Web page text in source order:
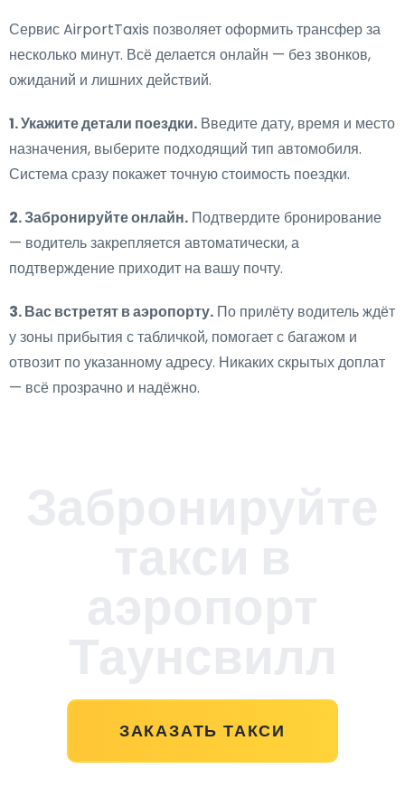
Сервис AirportTaxis позволяет оформить трансфер за
несколько минут. Всё делается онлайн — без звонков,
ожиданий и лишних действий.
1. Укажите детали поездки. Введите дату, время и место
назначения, выберите подходящий тип автомобиля.
Система сразу покажет точную стоимость поездки.
2. Забронируйте онлайн. Подтвердите бронирование
— водитель закрепляется автоматически, а
подтверждение приходит на вашу почту.
3. Вас встретят в аэропорту. По прилёту водитель ждёт
у зоны прибытия с табличкой, помогает с багажом и
отвозит по указанному адресу. Никаких скрытых доплат
— всё прозрачно и надёжно.
ЗАКАЗАТЬ ТАКСИ